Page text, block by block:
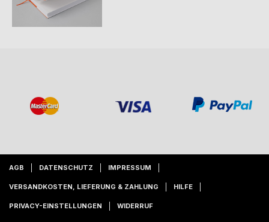
AGB DATENSCHUTZ IMPRESSUM
VERSANDKOSTEN, LIEFERUNG & ZAHLUNG HILFE
PRIVACY-EINSTELLUNGEN WIDERRUF